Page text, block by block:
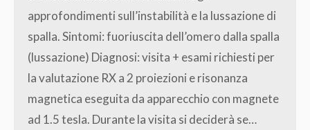
approfondimenti sull’instabilità e la lussazione di
spalla. Sintomi: fuoriuscita dell’omero dalla spalla
(lussazione) Diagnosi: visita + esami richiesti per
la valutazione RX a 2 proiezioni e risonanza
magnetica eseguita da apparecchio con magnete
ad 1.5 tesla. Durante la visita si deciderà se…